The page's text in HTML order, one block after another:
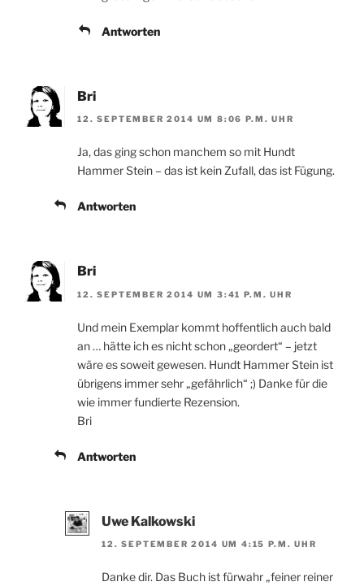
Antworten
Bri
12. SEPTEMBER 2014 UM 8:06 P.M. UHR
Ja, das ging schon manchem so mit Hundt
Hammer Stein – das ist kein Zufall, das ist Fügung.
Antworten
Bri
12. SEPTEMBER 2014 UM 3:41 P.M. UHR
Und mein Exemplar kommt hoffentlich auch bald
an … hätte ich es nicht schon „geordert“ – jetzt
wäre es soweit gewesen. Hundt Hammer Stein ist
übrigens immer sehr „gefährlich“ ;) Danke für die
wie immer fundierte Rezension.
Bri
Antworten
Uwe Kalkowski
12. SEPTEMBER 2014 UM 4:15 P.M. UHR
Danke dir. Das Buch ist fürwahr „feiner reiner